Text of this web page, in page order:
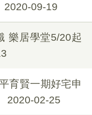
2020-09-19
樂居學堂5/20起
育賢一期好宅申
2020-02-25